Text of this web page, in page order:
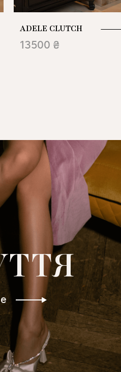
ADELE CLUTCH
13500 ₴